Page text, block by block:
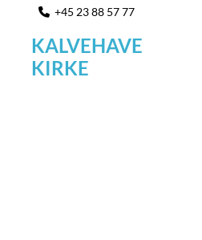
 +45 23 88 57 77
KALVEHAVE
KIRKE